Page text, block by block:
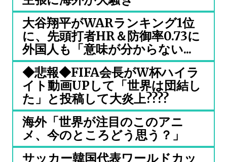
大谷翔平がWARランキング1位
に、先頭打者HR＆防御率0.73に
外国人も「意味が分からない...
◆悲報◆FIFA会長がW杯ハイラ
イト動画UPして「世界は団結し
た」と投稿して大炎上????
海外「世界が注目のこのアニ
メ、今のところどう思う？」
サッカー韓国代表ワールドカッ